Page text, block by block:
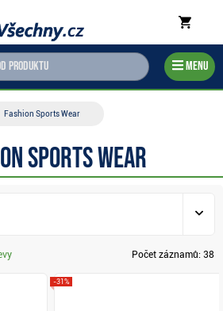
Menu
Fashion Sports Wear
Sports Wear
Počet záznamů: 38
-31%